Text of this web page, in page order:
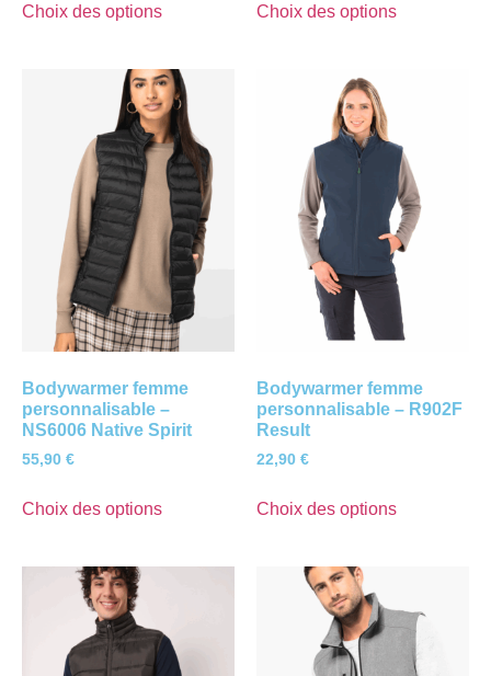
Choix des options Choix des options
Bodywarmer femme
personnalisable –
NS6006 Native Spirit
55,90 €
Choix des options
Bodywarmer femme
personnalisable – R902F
Result
22,90 €
Choix des options